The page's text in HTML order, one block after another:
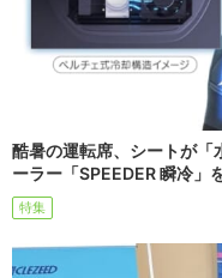
酷暑の運転席、シートが「
ーラー「SPEEDER 瞬冷」
特集